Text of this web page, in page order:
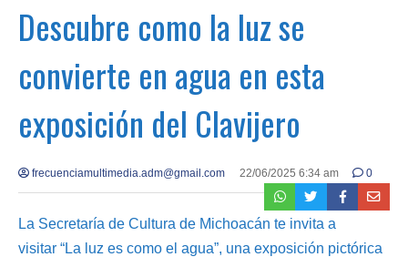
Descubre como la luz se
convierte en agua en esta
exposición del Clavijero
frecuenciamultimedia.adm@gmail.com 22/06/2025 6:34 am 0
La Secretaría de Cultura de Michoacán te invita a
visitar “La luz es como el agua”, una exposición pictórica